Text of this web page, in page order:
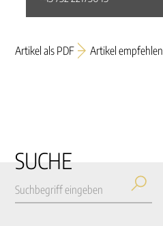
Artikel als PDF Artikel empfehlen
SUCHE